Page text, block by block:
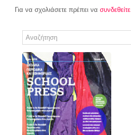
Για να σχολιάσετε πρέπει να συνδεθείτε